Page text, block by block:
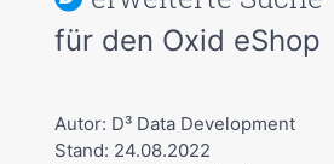
für den Oxid eShop
Autor: D³ Data Development
Stand: 24.08.2022